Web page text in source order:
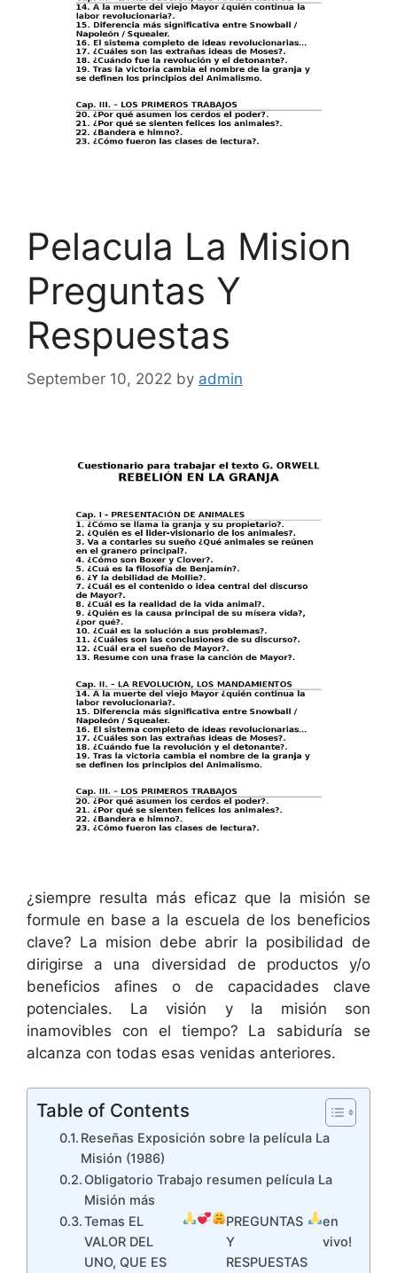
Pela­cula La Mision
Preguntas Y
Respuestas
September 10, 2022 by admin
¿siempre resulta más eficaz que la misión se
formule en base a la escuela de los beneficios
clave? La mision debe abrir la posibilidad de
dirigirse a una diversidad de productos y/o
beneficios afines o de capacidades clave
potenciales. La visión y la misión son
inamovibles con el tiempo? La sabiduría se
alcanza con todas esas venidas anteriores.
Table of Contents
Reseñas Exposición sobre la película La
Misión (1986)
Obligatorio Trabajo resumen película La
Misión más
Temas EL
VALOR DEL
UNO, QUE ES
PREGUNTAS
Y
RESPUESTAS
en
vivo!